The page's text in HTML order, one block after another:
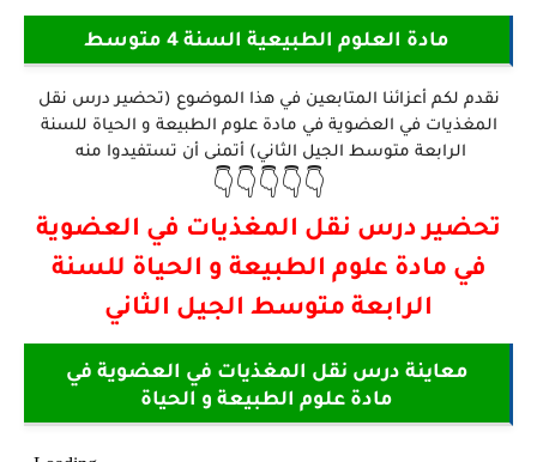
مادة العلوم الطبيعية السنة 4 متوسط
نقدم لكم أعزائنا المتابعين في هذا الموضوع (تحضير درس نقل
المغذيات في العضوية في مادة علوم الطبيعة و الحياة للسنة
الرابعة متوسط الجيل الثاني) أتمنى أن تستفيدوا منه
👇👇👇👇👇
تحضير درس نقل المغذيات في العضوية
في مادة علوم الطبيعة و الحياة للسنة
الرابعة متوسط الجيل الثاني
معاينة درس نقل المغذيات في العضوية في
مادة علوم الطبيعة و الحياة